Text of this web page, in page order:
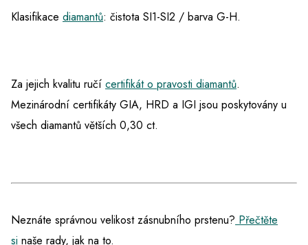
Klasifikace diamantů: čistota SI1-SI2 / barva G-H.
Za jejich kvalitu ručí certifikát o pravosti diamantů.
Mezinárodní certifikáty GIA, HRD a IGI jsou poskytovány u
všech diamantů větších 0,30 ct.
Neznáte správnou velikost zásnubního prstenu? Přečtěte
si naše rady, jak na to.